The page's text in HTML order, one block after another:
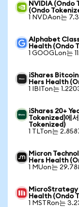
NVIDIA (Ondo
(Ondo
1 NVDAon는
Alphabet
Health (Ondo
1 GOOGLon는
iShares
Hers Health
1 IBITon는
iShares 20+
Tokenized)에
Tokenized)
1 TLTon는
Micron
Hers Health
1 MUon는
MicroStrategy
Health (Ondo
1 MSTRon는